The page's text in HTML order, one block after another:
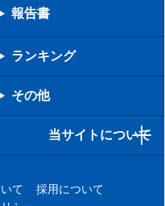
報告書
ランキング
その他
当サイトについて
て
採用について